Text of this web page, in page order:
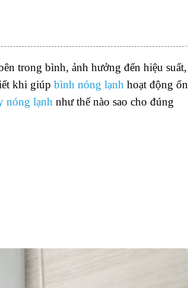
trong bình, ảnh hưởng đến hiệu suất,
khi giúp bình nóng lạnh hoạt động ổn
nóng lạnh như thế nào sao cho đúng